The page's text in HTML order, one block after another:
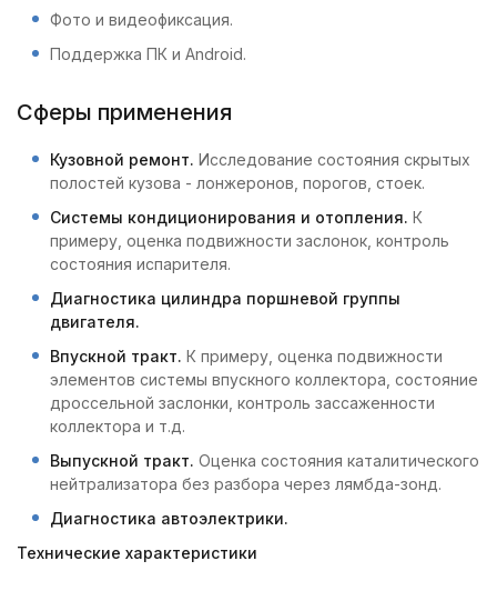
Фото и видеофиксация.
Поддержка ПК и Android.
Сферы применения
Кузовной ремонт. Исследование состояния скрытых
полостей кузова - лонжеронов, порогов, стоек.
Системы кондиционирования и отопления. К
примеру, оценка подвижности заслонок, контроль
состояния испарителя.
Диагностика цилиндра поршневой группы
двигателя.
Впускной тракт. К примеру, оценка подвижности
элементов системы впускного коллектора, состояние
дроссельной заслонки, контроль зассаженности
коллектора и т.д.
Выпускной тракт. Оценка состояния каталитического
нейтрализатора без разбора через лямбда-зонд.
Диагностика автоэлектрики.
Технические характеристики